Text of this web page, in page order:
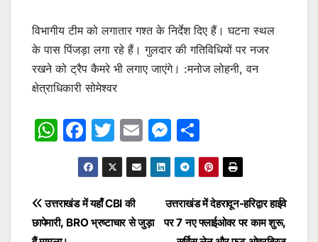
विभागीय टीम को लगातार गश्त के निर्देश दिए हैं। घटना स्थल
के पास पिंजड़ा लगा रहे हैं। गुलदार की गतिविधियों पर नजर
रखने को ट्रैप कैमरे भी लगाए जाएंगे। :मनोज लोहनी, वन
क्षेत्राधिकारी सोमेश्वर
W
s
A
F
a
c
e
b
T
w
itt
er
E
m
ai
M
e
s
s
e
h
ar
e
Post
navigation
उत्तराखंड में देहरादून-हरिद्वार हाईवे
पर 7 नए फ्लाईओवर पर काम शुरू,
उत्तराखंड में यहाँ CBI की
छापेमारी, BRO भ्रष्टाचार से जुड़ा